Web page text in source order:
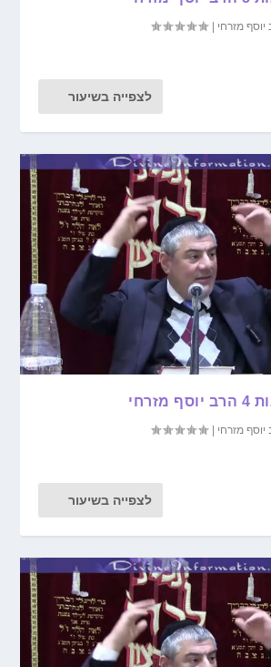
יוסף מזרחי |
לצפייה בשיעור
יוסף מזרחי |
לצפייה בשיעור